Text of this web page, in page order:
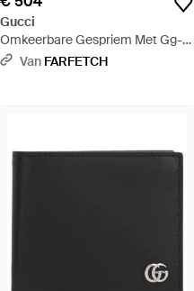
Gucci
Omkeerbare Gespriem Met Gg-
Logo - Zwart
Van FARFETCH